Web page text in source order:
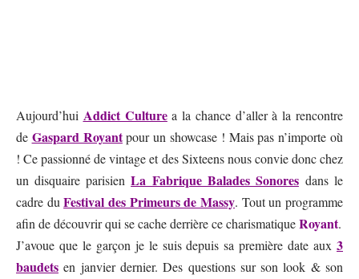
Aujourd’hui Addict Culturea la chance d’aller à la rencontre
de Gaspard Royantpour un showcase ! Mais pas n’importe où
! Ce passionné de vintage et des Sixteens nous convie donc chez
un disquaire parisienLa Fabrique Balades Sonoresdans le
cadre duFestival des Primeurs de Massy. Tout un programme
afin de découvrir qui se cache derrière ce charismatiqueRoyant.
J’avoue que le garçon je le suis depuis sa première date aux 3
baudets en janvier dernier. Des questions sur son look & son